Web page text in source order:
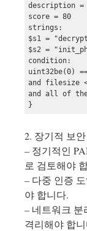
description =
score = 80
strings:
$s1 =
$s2 =
condition:
uint32be(0)
and filesize <
and all of
2. 장기적 보
– 정기적인
로 검토해야
– 다중 인증
야 합니다.
– 네트워크 분
격리해야 합